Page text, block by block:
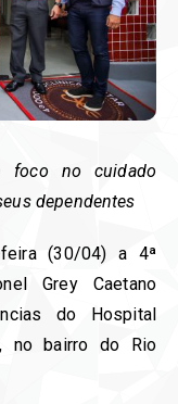
foco no cuidado
dependentes
feira (30/04) a 4ª
Grey Caetano
do Hospital
no bairro do Rio